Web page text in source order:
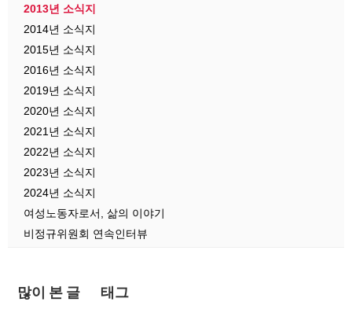
2013년 소식지
2014년 소식지
2015년 소식지
2016년 소식지
2019년 소식지
2020년 소식지
2021년 소식지
2022년 소식지
2023년 소식지
2024년 소식지
여성노동자로서, 삶의 이야기
비정규위원회 연속인터뷰
많이 본 글 태그